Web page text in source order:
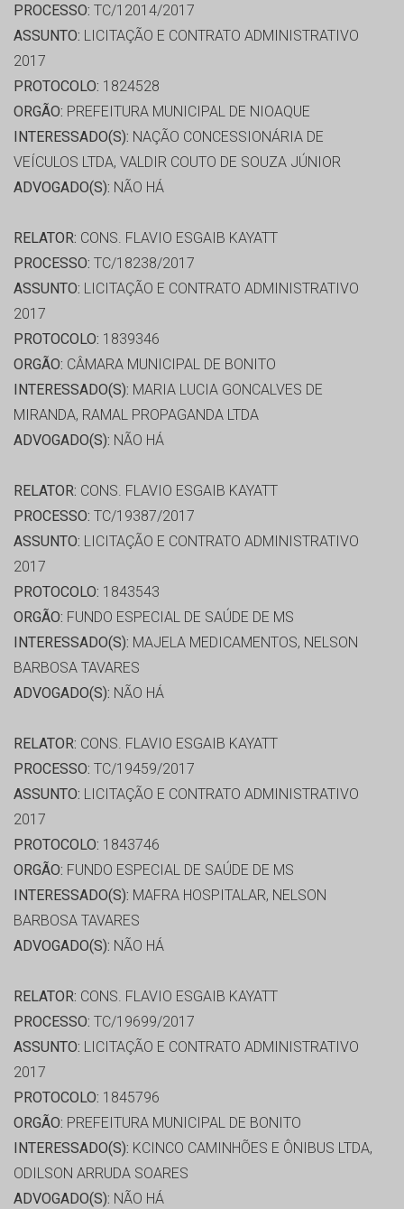
PROCESSO: TC/12014/2017
ASSUNTO: LICITAÇÃO E CONTRATO ADMINISTRATIVO
2017
PROTOCOLO: 1824528
ORGÃO: PREFEITURA MUNICIPAL DE NIOAQUE
INTERESSADO(S): NAÇÃO CONCESSIONÁRIA DE
VEÍCULOS LTDA, VALDIR COUTO DE SOUZA JÚNIOR
ADVOGADO(S): NÃO HÁ
RELATOR: CONS. FLAVIO ESGAIB KAYATT
PROCESSO: TC/18238/2017
ASSUNTO: LICITAÇÃO E CONTRATO ADMINISTRATIVO
2017
PROTOCOLO: 1839346
ORGÃO: CÂMARA MUNICIPAL DE BONITO
INTERESSADO(S): MARIA LUCIA GONCALVES DE
MIRANDA, RAMAL PROPAGANDA LTDA
ADVOGADO(S): NÃO HÁ
RELATOR: CONS. FLAVIO ESGAIB KAYATT
PROCESSO: TC/19387/2017
ASSUNTO: LICITAÇÃO E CONTRATO ADMINISTRATIVO
2017
PROTOCOLO: 1843543
ORGÃO: FUNDO ESPECIAL DE SAÚDE DE MS
INTERESSADO(S): MAJELA MEDICAMENTOS, NELSON
BARBOSA TAVARES
ADVOGADO(S): NÃO HÁ
RELATOR: CONS. FLAVIO ESGAIB KAYATT
PROCESSO: TC/19459/2017
ASSUNTO: LICITAÇÃO E CONTRATO ADMINISTRATIVO
2017
PROTOCOLO: 1843746
ORGÃO: FUNDO ESPECIAL DE SAÚDE DE MS
INTERESSADO(S): MAFRA HOSPITALAR, NELSON
BARBOSA TAVARES
ADVOGADO(S): NÃO HÁ
RELATOR: CONS. FLAVIO ESGAIB KAYATT
PROCESSO: TC/19699/2017
ASSUNTO: LICITAÇÃO E CONTRATO ADMINISTRATIVO
2017
PROTOCOLO: 1845796
ORGÃO: PREFEITURA MUNICIPAL DE BONITO
INTERESSADO(S): KCINCO CAMINHÕES E ÔNIBUS LTDA,
ODILSON ARRUDA SOARES
ADVOGADO(S): NÃO HÁ